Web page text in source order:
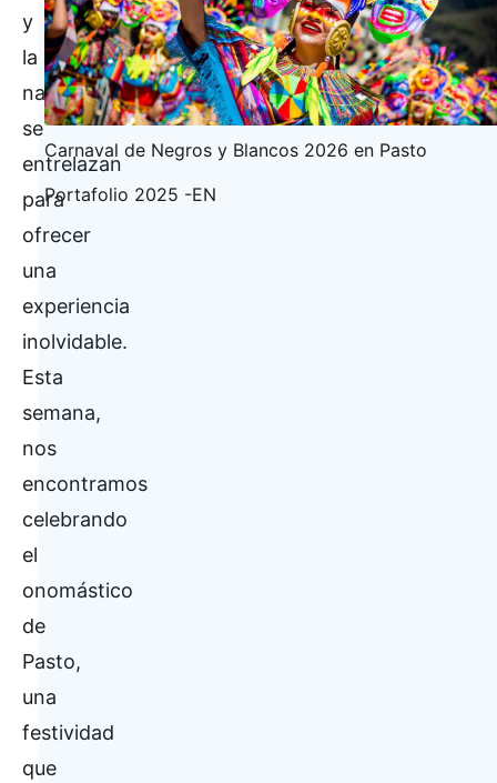
y
la
naturaleza
se
entrelazan
para
ofrecer
una
experiencia
inolvidable.
Esta
semana,
nos
encontramos
celebrando
el
onomástico
de
Pasto,
una
festividad
que
Carnaval de Negros y Blancos 2026 en Pasto
Portafolio 2025 -EN